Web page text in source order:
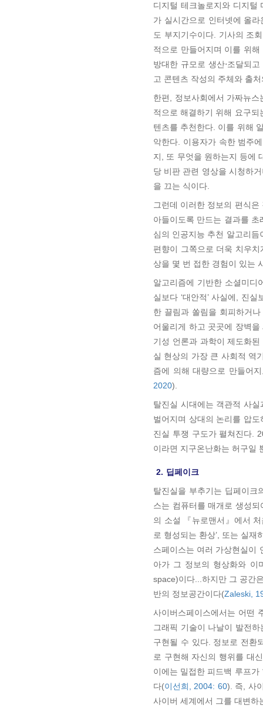
디지털 테크놀로지와 디지털
가 실시간으로 인터넷에 올
도 부지기수이다. 기사의 조
적으로 만들어지며 이를 위
방대한 규모로 생산⋅조달되
고 콘텐츠 작성의 주체와 출
한편, 정보사회에서 가짜뉴
적으로 해결하기 위해 요구
텐츠를 추천한다. 이를 위해
악한다. 이용자가 속한 범주
지, 또 무엇을 원하는지 등에
당 비판 관련 영상을 시청하
을 끄는 식이다.
그런데 이러한 정보의 편식
아들이도록 만드는 결과를 초
심의 인공지능 추천 알고리
편향이 그쪽으로 더욱 치우
상을 몇 번 접한 경험이 있는
알고리즘에 기반한 소셜미디
실보다 ‘대안적’ 사실에, 진
한 끌림과 쏠림을 회피하거
어울리게 하고 곳곳에 장벽
기성 언론과 과학이 제도화
실 현상의 가장 큰 사회적 역
즘에 의해 대량으로 만들어
2020).
탈진실 시대에는 객관적 사
벌어지며 상대의 논리를 압
진실 투쟁 구도가 펼쳐진다.
이라면 지구온난화는 허구일
2. 딥페이크
탈진실을 부추기는 딥페이크
스는 컴퓨터를 매개로 생성
의 소설 『뉴로맨서』에서
로 형성되는 환상’, 또는 실재
스페이스는 여러 가상현실이
아가 그 정보의 형상화와 이
space)이다...하지만 그 공간
반의 정보공간이다(Zaleski,
사이버스페이스에서는 어떤
그래픽 기술이 나날이 발전
구현될 수 있다. 정보로 전환
로 구현해 자신의 행위를 대
이에는 밀접한 피드백 루프
다(이선희, 2004: 60). 즉, 사
사이버 세계에서 그를 대변하